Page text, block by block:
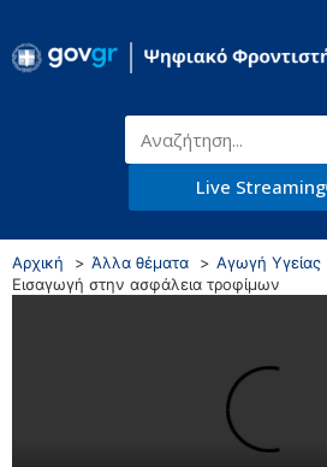
Live Streaming
Αρχική Άλλα θέματα Αγωγή Υγείας
Εισαγωγή στην ασφάλεια τροφίμων